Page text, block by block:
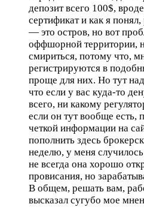
депозит всего 100$,
сертификат и как я
— это остров, но вот
оффшорной территории,
смириться, потому что,
регистрируются в
проще для них. Но тут
что если у вас куда-то
всего, ни какому
если он тут вообще есть,
четкой информации на
пополнить здесь
неделю, у меня
не всегда она хорошо
провисания, но
В общем, решать вам,
высказал сугубо мое